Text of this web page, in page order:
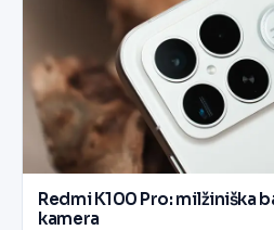
Redmi K100 Pro: milžiniška
kamera